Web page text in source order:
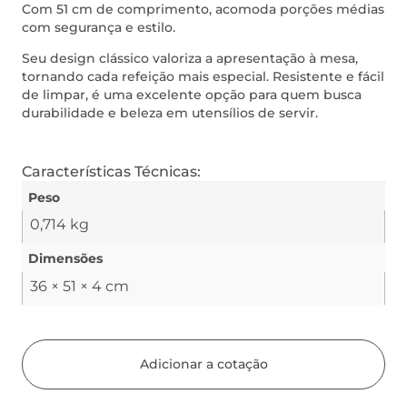
Com 51 cm de comprimento, acomoda porções médias
com segurança e estilo.
Seu design clássico valoriza a apresentação à mesa,
tornando cada refeição mais especial. Resistente e fácil
de limpar, é uma excelente opção para quem busca
durabilidade e beleza em utensílios de servir.
Características Técnicas:
Peso
0,714 kg
Dimensões
36 × 51 × 4 cm
Adicionar a cotação